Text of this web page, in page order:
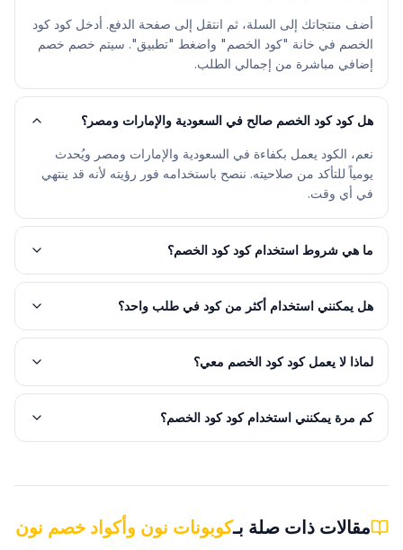
أضف منتجاتك إلى السلة، ثم انتقل إلى صفحة الدفع. أدخل كود كود
الخصم في خانة "كود الخصم" واضغط "تطبيق". سيتم خصم خصم
إضافي مباشرة من إجمالي الطلب.
هل كود كود الخصم صالح في السعودية والإمارات ومصر؟
نعم، الكود يعمل بكفاءة في السعودية والإمارات ومصر ويُحدث
يومياً للتأكد من صلاحيته. ننصح باستخدامه فور رؤيته لأنه قد ينتهي
في أي وقت.
ما هي شروط استخدام كود كود الخصم؟
هل يمكنني استخدام أكثر من كود في طلب واحد؟
لماذا لا يعمل كود كود الخصم معي؟
كم مرة يمكنني استخدام كود كود الخصم؟
مقالات ذات صلة بـكوبونات نون وأكواد خصم نون